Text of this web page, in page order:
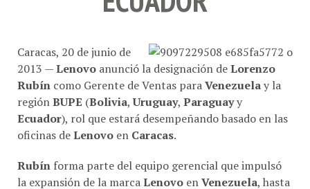
2013 —Lenovoanunció la designación deLorenzo
Rubíncomo Gerente de Ventas paraVenezuelay la
región BUPE(Bolivia ,Uruguay ,Paraguayy
Ecuador), rol que estará desempeñando basado en las
oficinas deLenovoenCaracas.
la expansión de la marcaLenovoenVenezuela, hasta
llevarla a la vanguardia en participación de mercado y